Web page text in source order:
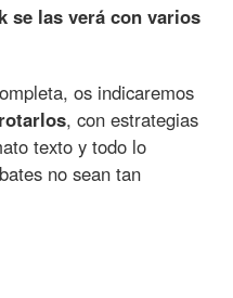
se las verá con varios
os indicaremos
, con estrategias
texto y todo lo
no sean tan